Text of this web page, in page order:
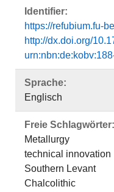
Identifier:
https://refubium.fu-
http://dx.doi.org/
Sprache:
Englisch
Freie Schlagwörter:
Metallurgy
technical innovation
Southern Levant
Chalcolithic